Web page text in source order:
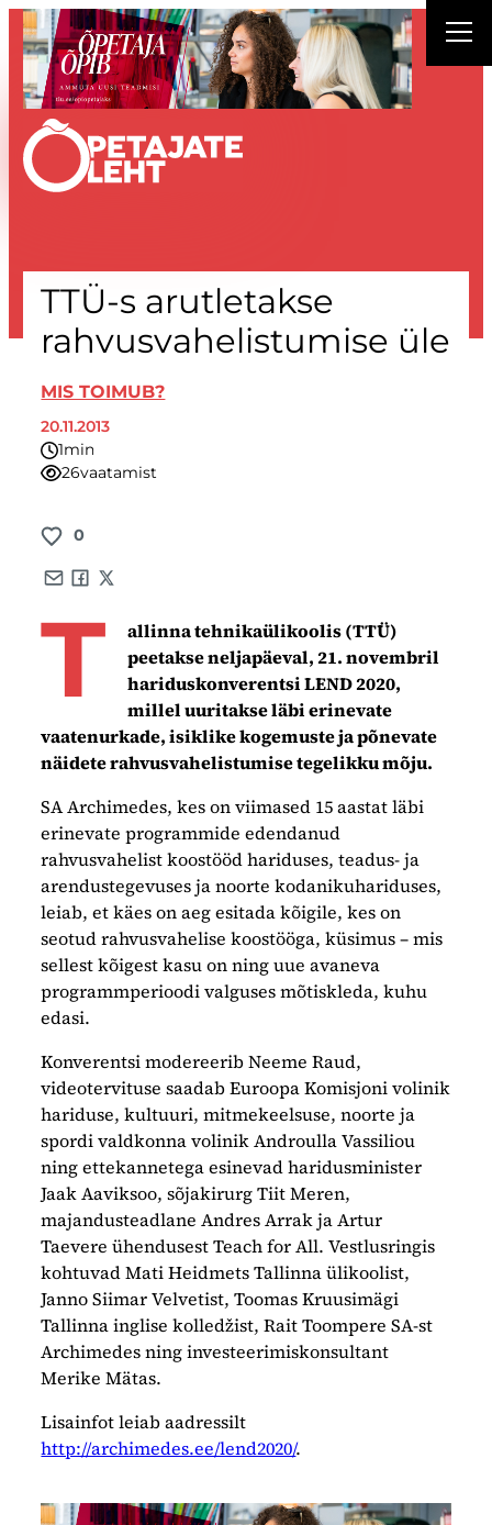
Liigu
sisu
juurde
TTÜ-s arutletakse
rahvusvahelistumise üle
MIS TOIMUB?
20.11.2013
1minut
26vaatamist
0
T
allinna tehnikaülikoolis (TTÜ)
peetakse neljapäeval, 21. novembril
hariduskonverentsi LEND 2020,
millel uuritakse läbi erinevate
vaatenurkade, isiklike kogemuste ja põnevate
näidete rahvusvahelistumise tegelikku mõju.
SA Archimedes, kes on viimased 15 aastat läbi
erinevate programmide edendanud
rahvusvahelist koostööd hariduses, teadus- ja
arendustegevuses ja noorte kodanikuhariduses,
leiab, et käes on aeg esitada kõigile, kes on
seotud rahvusvahelise koostööga, küsimus – mis
sellest kõigest kasu on ning uue avaneva
programmperioodi valguses mõtiskleda, kuhu
edasi.
Konverentsi modereerib Neeme Raud,
videotervituse saadab Euroopa Komisjoni volinik
hariduse, kultuuri, mitmekeelsuse, noorte ja
spordi valdkonna volinik Androulla Vassiliou
ning ettekannetega esinevad haridusminister
Jaak Aaviksoo, sõjakirurg Tiit Meren,
majandusteadlane Andres Arrak ja Artur
Taevere ühendusest Teach for All. Vestlusringis
kohtuvad Mati Heidmets Tallinna ülikoolist,
Janno Siimar Velvetist, Toomas Kruusimägi
Tallinna inglise kolledžist, Rait Toompere SA-st
Archimedes ning investeerimiskonsultant
Merike Mätas.
Lisainfot leiab aadressilt
http://archimedes.ee/lend2020/.